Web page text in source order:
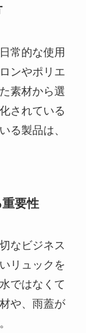
常的な使用
ンやポリエ
素材から選
されている
る製品は、
要性
なビジネス
リュックを
ではなくて
や、雨蓋が